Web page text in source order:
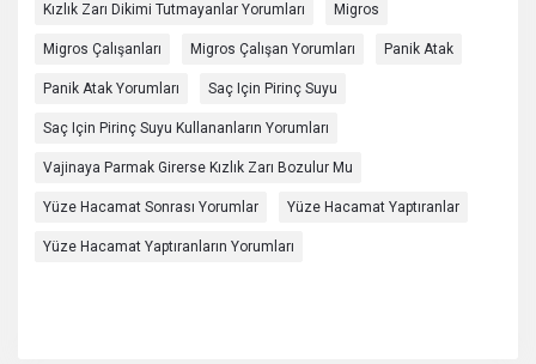
Kızlık Zarı Dikimi Tutmayanlar Yorumları Migros
Migros Çalışanları Migros Çalışan Yorumları Panik Atak
Panik Atak Yorumları Saç Için Pirinç Suyu
Saç Için Pirinç Suyu Kullananların Yorumları
Vajinaya Parmak Girerse Kızlık Zarı Bozulur Mu
Yüze Hacamat Sonrası Yorumlar Yüze Hacamat Yaptıranlar
Yüze Hacamat Yaptıranların Yorumları